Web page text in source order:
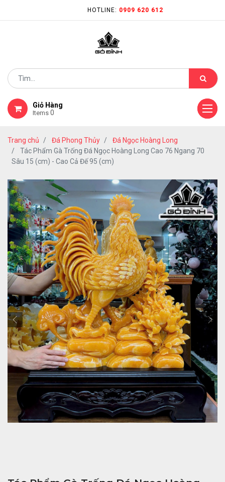
HOTLINE: 0909 620 612
Giỏ Hàng
Items 0
Trang chủ Đá Phong Thủy
Đá Ngọc Hoàng Long
Tác Phẩm Gà Trống Đá Ngọc Hoàng Long Cao 76 Ngang 70
Sâu 15 (cm) - Cao Cả Đế 95 (cm)